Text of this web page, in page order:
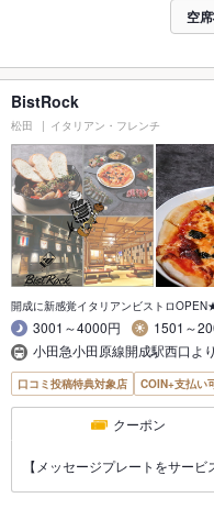
空
BistRock
松田 イタリアン・フレンチ
開成に新感覚イタリアンビストロ
3001～4000円
1501～
小田急小田原線開成駅西口よ
口コミ投稿特典対象店 COIN+支払い
クーポン
【メッセージプレートをサー